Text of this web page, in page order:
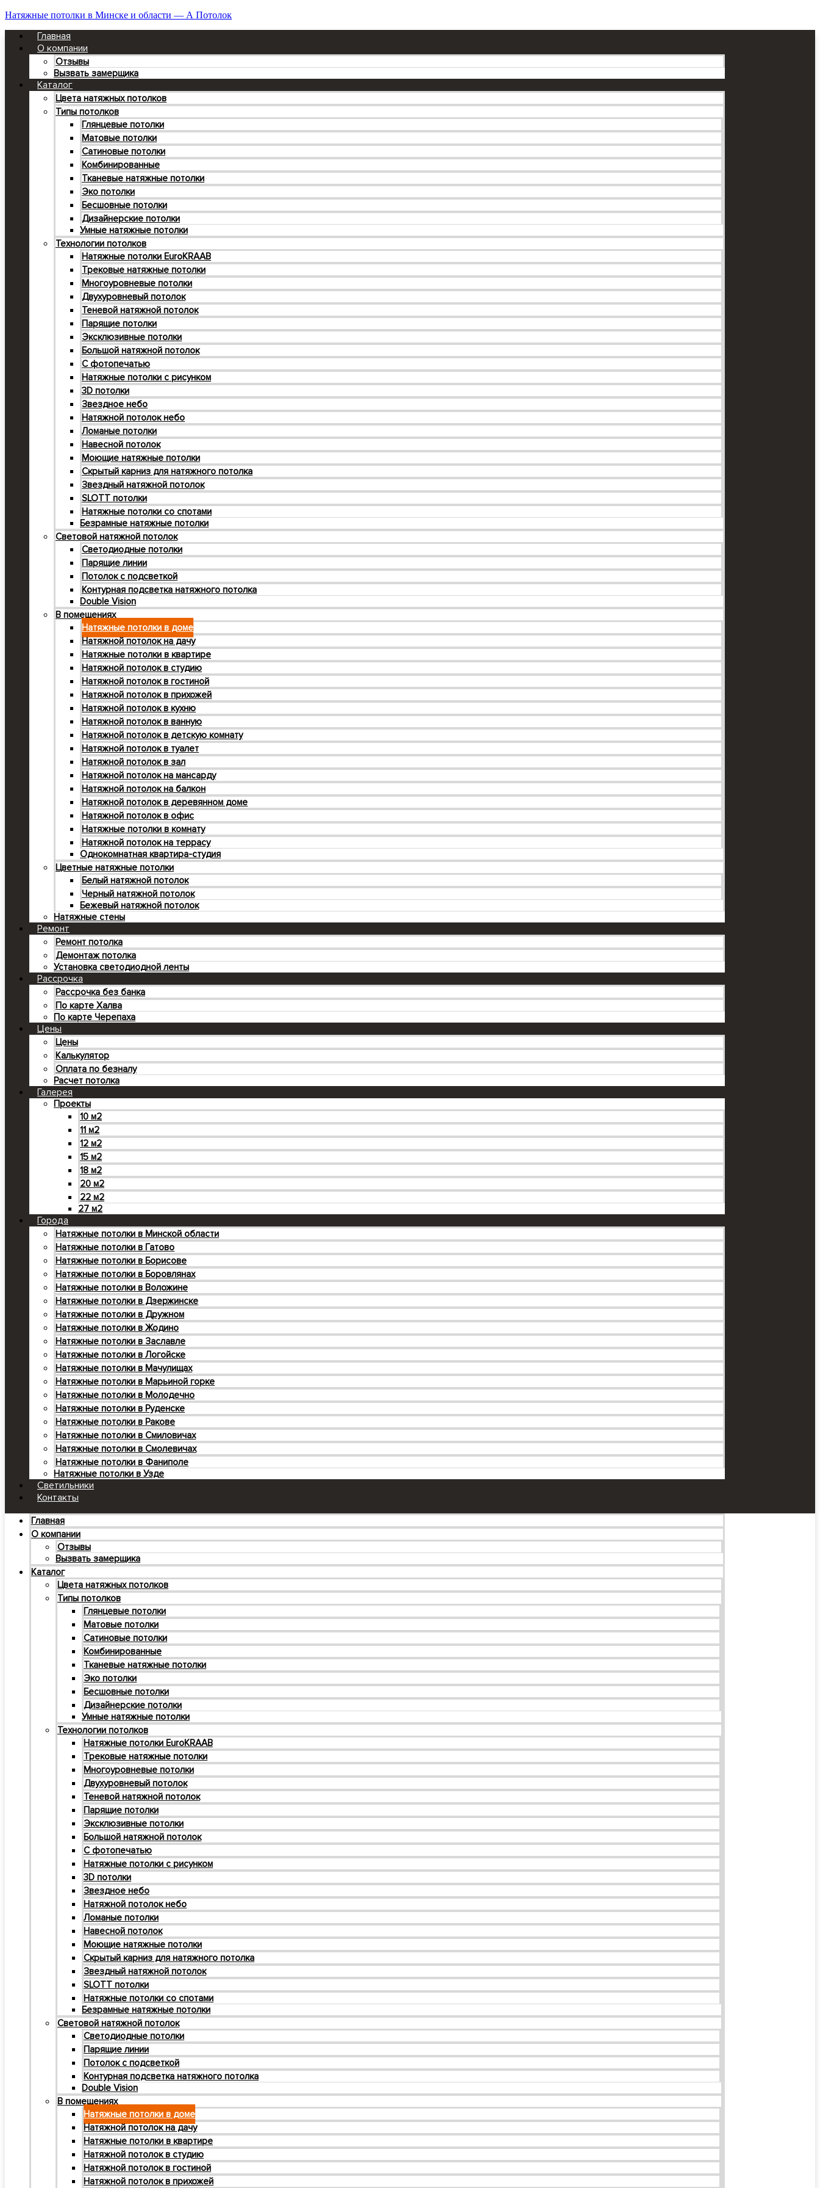
Натяжные потолки в Минске и области — А Потолок
Главная
О компании
Отзывы
Вызвать замерщика
Каталог
Цвета натяжных потолков
Типы потолков
Глянцевые потолки
Матовые потолки
Сатиновые потолки
Комбинированные
Тканевые натяжные потолки
Эко потолки
Бесшовные потолки
Дизайнерские потолки
Умные натяжные потолки
Технологии потолков
Натяжные потолки EuroKRAAB
Трековые натяжные потолки
Многоуровневые потолки
Двухуровневый потолок
Теневой натяжной потолок
Парящие потолки
Эксклюзивные потолки
Большой натяжной потолок
С фотопечатью
Натяжные потолки с рисунком
3D потолки
Звездное небо
Натяжной потолок небо
Ломаные потолки
Навесной потолок
Моющие натяжные потолки
Cкрытый карниз для натяжного потолка
Звездный натяжной потолок
SLOTT потолки
Натяжные потолки со спотами
Безрамные натяжные потолки
Световой натяжной потолок
Светодиодные потолки
Парящие линии
Потолок с подсветкой
Контурная подсветка натяжного потолка
Double Vision
В помещениях
Натяжные потолки в доме
Натяжной потолок на дачу
Натяжные потолки в квартире
Натяжной потолок в студию
Натяжной потолок в гостиной
Натяжной потолок в прихожей
Натяжной потолок в кухню
Натяжной потолок в ванную
Натяжной потолок в детскую комнату
Натяжной потолок в туалет
Натяжной потолок в зал
Натяжной потолок на мансарду
Натяжной потолок на балкон
Натяжной потолок в деревянном доме
Натяжной потолок в офис
Натяжные потолки в комнату
Натяжной потолок на террасу
Однокомнатная квартира-студия
Цветные натяжные потолки
Белый натяжной потолок
Черный натяжной потолок
Бежевый натяжной потолок
Натяжные стены
Ремонт
Ремонт потолка
Демонтаж потолка
Установка светодиодной ленты
Рассрочка
Рассрочка без банка
По карте Халва
По карте Черепаха
Цены
Цены
Калькулятор
Оплата по безналу
Расчет потолка
Галерея
Проекты
10 м2
11 м2
12 м2
15 м2
18 м2
20 м2
22 м2
27 м2
Города
Натяжные потолки в Минской области
Натяжные потолки в Гатово
Натяжные потолки в Борисове
Натяжные потолки в Боровлянах
Натяжные потолки в Воложине
Натяжные потолки в Дзержинске
Натяжные потолки в Дружном
Натяжные потолки в Жодино
Натяжные потолки в Заславле
Натяжные потолки в Логойске
Натяжные потолки в Мачулищах
Натяжные потолки в Марьиной горке
Натяжные потолки в Молодечно
Натяжные потолки в Руденске
Натяжные потолки в Ракове
Натяжные потолки в Смиловичах
Натяжные потолки в Смолевичах
Натяжные потолки в Фаниполе
Натяжные потолки в Узде
Светильники
Контакты
Главная
О компании
Отзывы
Вызвать замерщика
Каталог
Цвета натяжных потолков
Типы потолков
Глянцевые потолки
Матовые потолки
Сатиновые потолки
Комбинированные
Тканевые натяжные потолки
Эко потолки
Бесшовные потолки
Дизайнерские потолки
Умные натяжные потолки
Технологии потолков
Натяжные потолки EuroKRAAB
Трековые натяжные потолки
Многоуровневые потолки
Двухуровневый потолок
Теневой натяжной потолок
Парящие потолки
Эксклюзивные потолки
Большой натяжной потолок
С фотопечатью
Натяжные потолки с рисунком
3D потолки
Звездное небо
Натяжной потолок небо
Ломаные потолки
Навесной потолок
Моющие натяжные потолки
Cкрытый карниз для натяжного потолка
Звездный натяжной потолок
SLOTT потолки
Натяжные потолки со спотами
Безрамные натяжные потолки
Световой натяжной потолок
Светодиодные потолки
Парящие линии
Потолок с подсветкой
Контурная подсветка натяжного потолка
Double Vision
В помещениях
Натяжные потолки в доме
Натяжной потолок на дачу
Натяжные потолки в квартире
Натяжной потолок в студию
Натяжной потолок в гостиной
Натяжной потолок в прихожей